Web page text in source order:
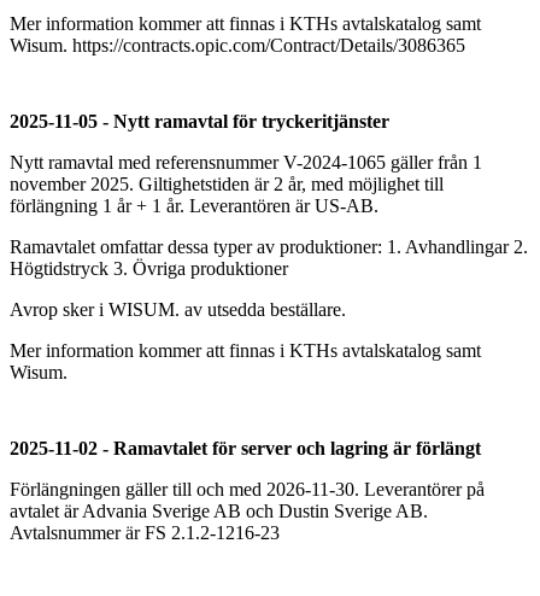
Mer information kommer att finnas i KTHs avtalskatalog samt
Wisum. https://contracts.opic.com/Contract/Details/3086365
2025-11-05 - Nytt ramavtal för tryckeritjänster
Nytt ramavtal med referensnummer V-2024-1065 gäller från 1
november 2025. Giltighetstiden är 2 år, med möjlighet till
förlängning 1 år + 1 år. Leverantören är US-AB.
Ramavtalet omfattar dessa typer av produktioner: 1. Avhandlingar 2.
Högtidstryck 3. Övriga produktioner
Avrop sker i WISUM. av utsedda beställare.
Mer information kommer att finnas i KTHs avtalskatalog samt
Wisum.
2025-11-02 - Ramavtalet för server och lagring är förlängt
Förlängningen gäller till och med 2026-11-30. Leverantörer på
avtalet är Advania Sverige AB och Dustin Sverige AB.
Avtalsnummer är FS 2.1.2-1216-23